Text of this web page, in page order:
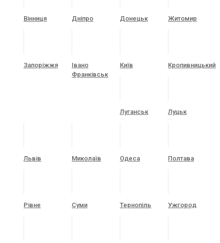
Вінниця Дніпро Донецьк Житомир
Запоріжжя
Івано
Франківськ
Київ Кропивницький
Луганськ Луцьк
Львів Миколаїв Одеса Полтава
Рівне Суми Тернопіль Ужгород